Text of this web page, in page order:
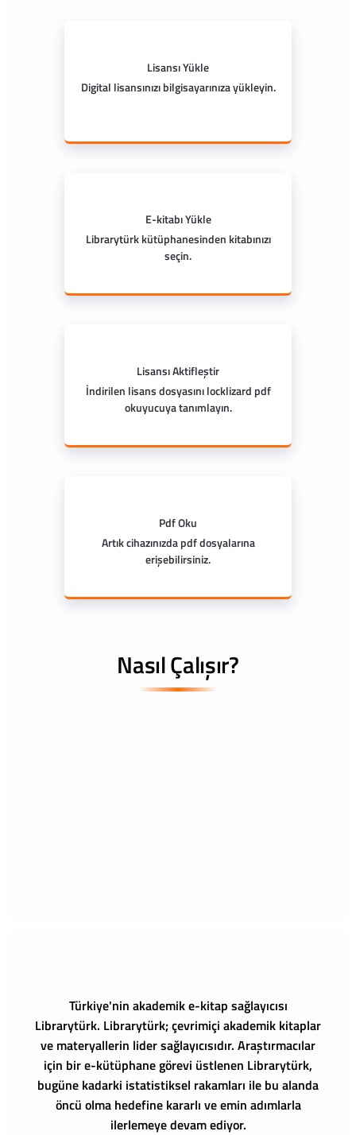
Lisansı Yükle
Digital lisansınızı bilgisayarınıza yükleyin.
E-kitabı Yükle
Librarytürk kütüphanesinden kitabınızı
seçin.
Lisansı Aktifleştir
İndirilen lisans dosyasını locklizard pdf
okuyucuya tanımlayın.
Pdf Oku
Artık cihazınızda pdf dosyalarına
erişebilirsiniz.
Nasıl Çalışır?
Türkiye'nin akademik e-kitap sağlayıcısı
Librarytürk. Librarytürk; çevrimiçi akademik kitaplar
ve materyallerin lider sağlayıcısıdır. Araştırmacılar
için bir e-kütüphane görevi üstlenen Librarytürk,
bugüne kadarki istatistiksel rakamları ile bu alanda
öncü olma hedefine kararlı ve emin adımlarla
ilerlemeye devam ediyor.